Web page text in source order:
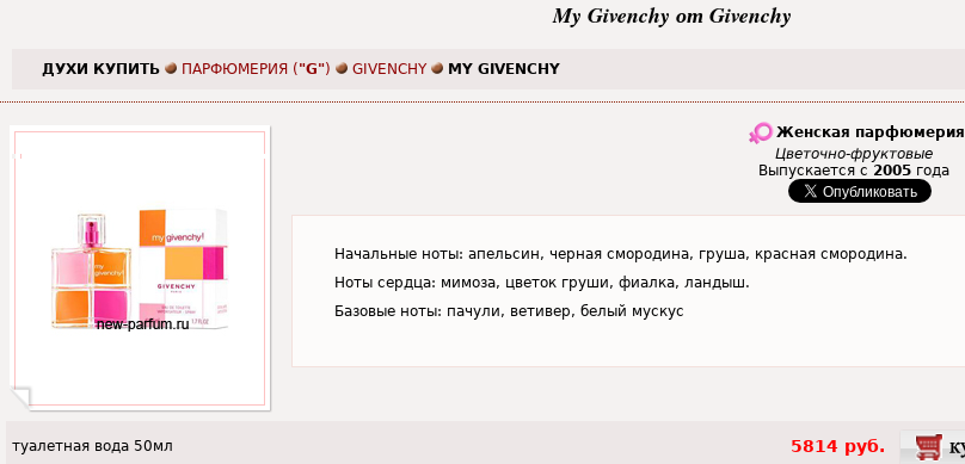
My Givenchy от Givenchy
ДУХИ КУПИТЬ ПАРФЮМЕРИЯ ( "G") GIVENCHY MY GIVENCHY
Женская парфюмерия
Цветочно-фруктовые
Выпускается с 2005 года
Начальные ноты: апельсин, черная смородина, груша, красная смородина.
Ноты сердца: мимоза, цветок груши, фиалка, ландыш.
Базовые ноты: пачули, ветивер, белый мускус
туалетная вода 50мл 5814 руб.